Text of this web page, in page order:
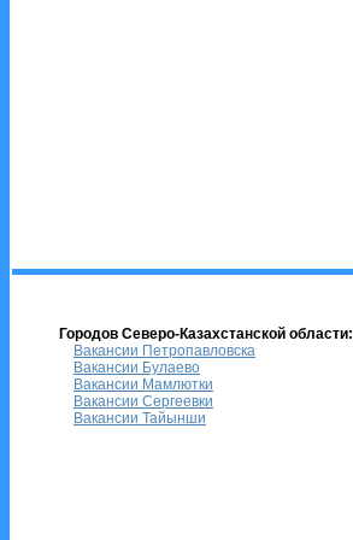
Городов Северо-Казахстанской области:
Вакансии Петропавловска
Вакансии Булаево
Вакансии Мамлютки
Вакансии Сергеевки
Вакансии Тайынши